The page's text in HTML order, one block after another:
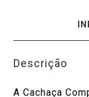
Descrição
A Cachaça